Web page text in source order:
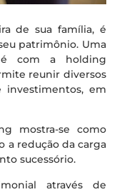
de sua família, é
patrimônio. Uma
é com a holding
reunir diversos
investimentos, em
mostra-se como
a redução da carga
sucessório.
através de